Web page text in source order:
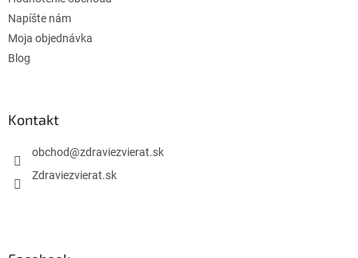
Napíšte nám
Moja objednávka
Blog
Kontakt
obchod@zdraviezvierat.sk
Zdraviezvierat.sk